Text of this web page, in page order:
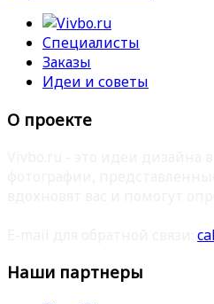
Специалисты
Заказы
Идеи и советы
О проекте
Наши партнеры